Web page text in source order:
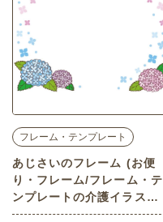
フレーム・テンプレート
あじさいのフレーム (お便
り・フレーム/フレーム・テ
ンプレートの介護イラスト
素材)